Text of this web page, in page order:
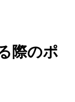
際のポ